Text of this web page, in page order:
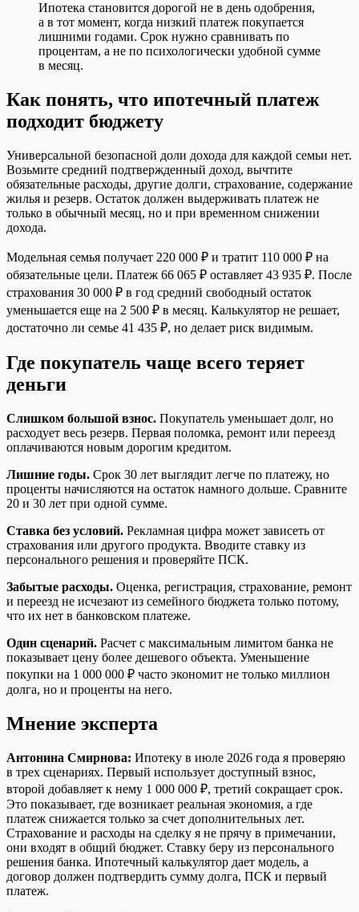
Ипотека становится дорогой не в день одобрения,
а в тот момент, когда низкий платеж покупается
лишними годами. Срок нужно сравнивать по
процентам, а не по психологически удобной сумме
в месяц.
Как понять, что ипотечный платеж
подходит бюджету
Универсальной безопасной доли дохода для каждой семьи нет.
Возьмите средний подтвержденный доход, вычтите
обязательные расходы, другие долги, страхование, содержание
жилья и резерв. Остаток должен выдерживать платеж не
только в обычный месяц, но и при временном снижении
дохода.
Модельная семья получает 220 000 ₽ и тратит 110 000 ₽ на
обязательные цели. Платеж 66 065 ₽ оставляет 43 935 ₽. После
страхования 30 000 ₽ в год средний свободный остаток
уменьшается еще на 2 500 ₽ в месяц. Калькулятор не решает,
достаточно ли семье 41 435 ₽, но делает риск видимым.
Где покупатель чаще всего теряет
деньги
Слишком большой взнос. Покупатель уменьшает долг, но
расходует весь резерв. Первая поломка, ремонт или переезд
оплачиваются новым дорогим кредитом.
Лишние годы. Срок 30 лет выглядит легче по платежу, но
проценты начисляются на остаток намного дольше. Сравните
20 и 30 лет при одной сумме.
Ставка без условий. Рекламная цифра может зависеть от
страхования или другого продукта. Вводите ставку из
персонального решения и проверяйте ПСК.
Забытые расходы. Оценка, регистрация, страхование, ремонт
и переезд не исчезают из семейного бюджета только потому,
что их нет в банковском платеже.
Один сценарий. Расчет с максимальным лимитом банка не
показывает цену более дешевого объекта. Уменьшение
покупки на 1 000 000 ₽ часто экономит не только миллион
долга, но и проценты на него.
Мнение эксперта
Антонина Смирнова: Ипотеку в июле 2026 года я проверяю
в трех сценариях. Первый использует доступный взнос,
второй добавляет к нему 1 000 000 ₽, третий сокращает срок.
Это показывает, где возникает реальная экономия, а где
платеж снижается только за счет дополнительных лет.
Страхование и расходы на сделку я не прячу в примечании,
они входят в общий бюджет. Ставку беру из персонального
решения банка. Ипотечный калькулятор дает модель, а
договор должен подтвердить сумму долга, ПСК и первый
платеж.